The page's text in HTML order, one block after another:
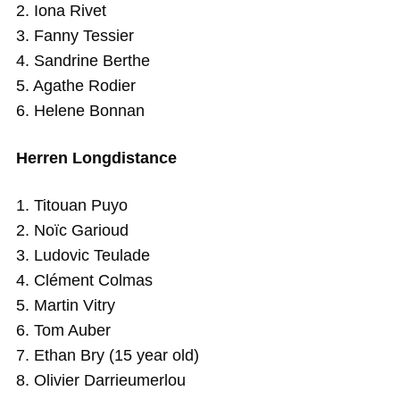
2. Iona Rivet
3. Fanny Tessier
4. Sandrine Berthe
5. Agathe Rodier
6. Helene Bonnan
Herren Longdistance
1. Titouan Puyo
2. Noïc Garioud
3. Ludovic Teulade
4. Clément Colmas
5. Martin Vitry
6. Tom Auber
7. Ethan Bry (15 year old)
8. Olivier Darrieumerlou